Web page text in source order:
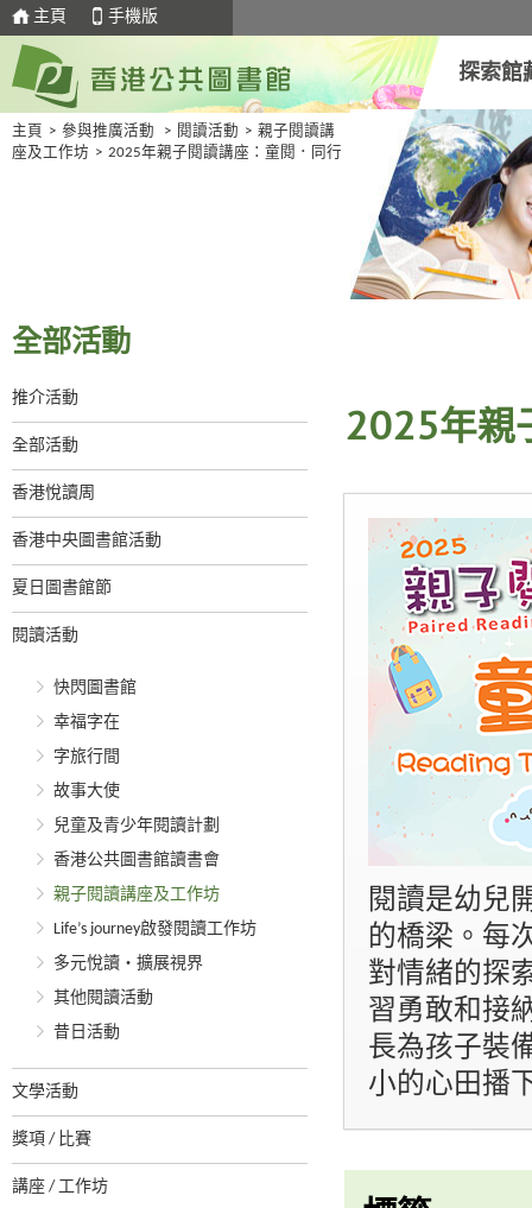
主頁 手機版
探索館
主頁 > 參與推廣活動 > 閱讀活動 > 親子閱讀講
座及工作坊 > 2025年親子閱讀講座：童閱．同行
全部活動
推介活動
全部活動
香港悅讀周
香港中央圖書館活動
夏日圖書館節
閱讀活動
快閃圖書館
幸福字在
字旅行間
故事大使
兒童及青少年閱讀計劃
香港公共圖書館讀書會
親子閱讀講座及工作坊
Life’s journey啟發閱讀工作坊
多元悅讀‧擴展視界
其他閱讀活動
昔日活動
文學活動
獎項 / 比賽
講座 / 工作坊
2025年親
閱讀是幼兒
的橋梁。每
對情緒的探
習勇敢和接
長為孩子裝
小的心田播